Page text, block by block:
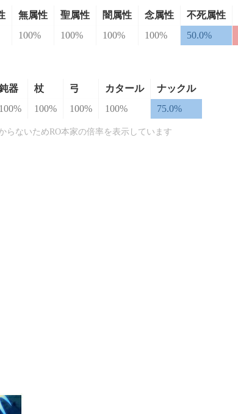
無属性 聖属性 闇属性 念属性 不死属性
100% 100% 100% 100% 50.0%
器 杖 弓 カタール
ナックル
100% 100% 100% 100% 75.0%
ないためRO本家の倍率を表示しています